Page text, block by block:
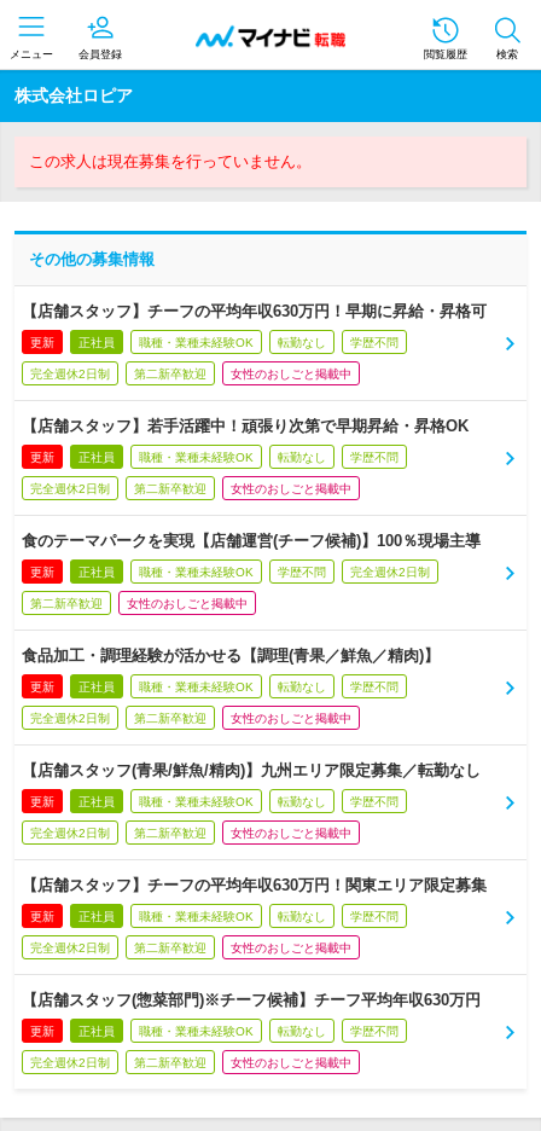
メニュー 会員登録 閲覧履歴 検索
株式会社ロピア
この求人は現在募集を行っていません。
その他の募集情報
【店舗スタッフ】チーフの平均年収630万円！早期に昇給・昇格可
更新 正社員 職種・業種未経験OK 転勤なし 学歴不問
完全週休2日制 第二新卒歓迎 女性のおしごと掲載中
【店舗スタッフ】若手活躍中！頑張り次第で早期昇給・昇格OK
更新 正社員 職種・業種未経験OK 転勤なし 学歴不問
完全週休2日制 第二新卒歓迎 女性のおしごと掲載中
食のテーマパークを実現【店舗運営(チーフ候補)】100％現場主導
更新 正社員 職種・業種未経験OK 学歴不問 完全週休2日制
第二新卒歓迎 女性のおしごと掲載中
食品加工・調理経験が活かせる【調理(青果／鮮魚／精肉)】
更新 正社員 職種・業種未経験OK 転勤なし 学歴不問
完全週休2日制 第二新卒歓迎 女性のおしごと掲載中
【店舗スタッフ(青果/鮮魚/精肉)】九州エリア限定募集／転勤なし
更新 正社員 職種・業種未経験OK 転勤なし 学歴不問
完全週休2日制 第二新卒歓迎 女性のおしごと掲載中
【店舗スタッフ】チーフの平均年収630万円！関東エリア限定募集
更新 正社員 職種・業種未経験OK 転勤なし 学歴不問
完全週休2日制 第二新卒歓迎 女性のおしごと掲載中
【店舗スタッフ(惣菜部門)※チーフ候補】チーフ平均年収630万円
更新 正社員 職種・業種未経験OK 転勤なし 学歴不問
完全週休2日制 第二新卒歓迎 女性のおしごと掲載中